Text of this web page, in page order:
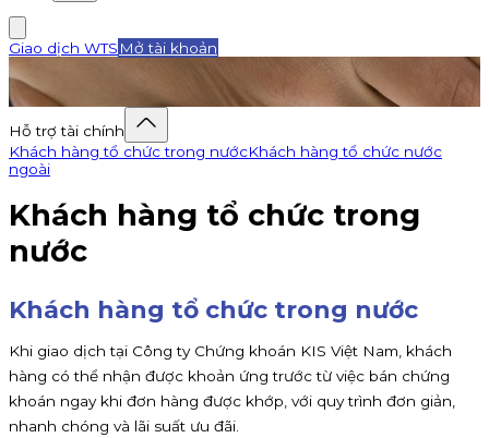
Giao dịch WTS Mở tài khoản
Hỗ trợ tài chính
Khách hàng tổ chức trong nướcKhách hàng tổ chức nước
ngoài
Khách hàng tổ chức trong
nước
Khách hàng tổ chức trong nước
Khi giao dịch tại Công ty Chứng khoán KIS Việt Nam, khách
hàng có thể nhận được khoản ứng trước từ việc bán chứng
khoán ngay khi đơn hàng được khớp, với quy trình đơn giản,
nhanh chóng và lãi suất ưu đãi.